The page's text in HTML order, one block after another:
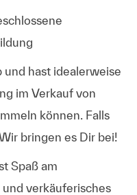
hast idealerweise
im Verkauf von
können. Falls
bringen es Dir bei!
Spaß am
verkäuferisches